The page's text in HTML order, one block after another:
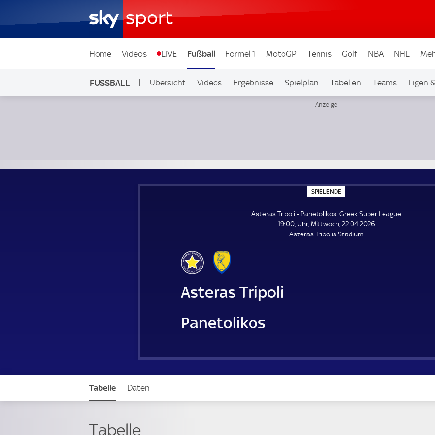
Home Videos LIVE Fußball Formel 1 MotoGP Tennis Golf NBA NHL
FUSSBALL Übersicht Videos Ergebnisse Spielplan Tabellen Teams Ligen
SPIELENDE
P
E
L
E
N
Asteras Tripoli - Panetolikos. Greek Super League.
19:00, Uhr, Mittwoch, 22.04.2026.
Asteras Tripolis Stadium.
Asteras Tripoli
Panetolikos
Tabelle Daten
Tabelle